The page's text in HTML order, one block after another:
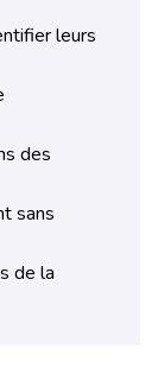
leurs
des
sans
de la